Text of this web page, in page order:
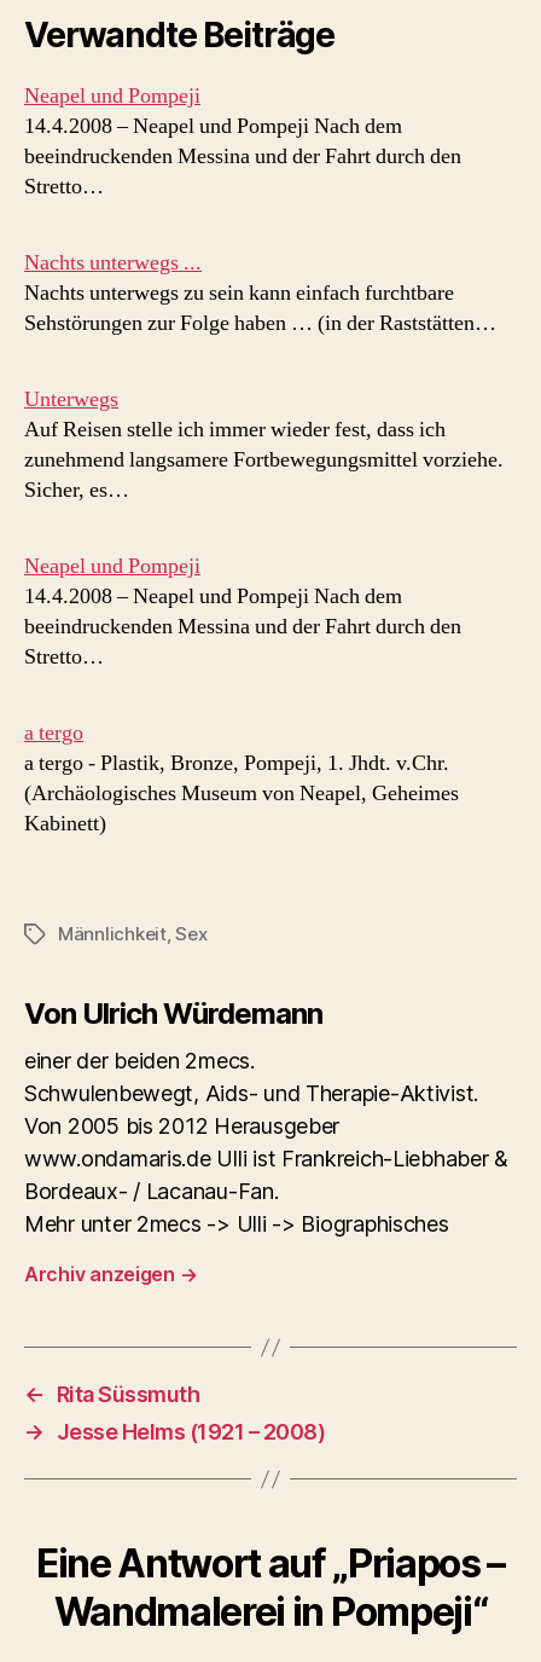
Verwandte Beiträge
Neapel und Pompeji
14.4.2008 – Neapel und Pompeji Nach dem
beeindruckenden Messina und der Fahrt durch den
Stretto…
Nachts unterwegs ...
Nachts unterwegs zu sein kann einfach furchtbare
Sehstörungen zur Folge haben … (in der Raststätten…
Unterwegs
Auf Reisen stelle ich immer wieder fest, dass ich
zunehmend langsamere Fortbewegungsmittel vorziehe.
Sicher, es…
Neapel und Pompeji
14.4.2008 – Neapel und Pompeji Nach dem
beeindruckenden Messina und der Fahrt durch den
Stretto…
a tergo
a tergo - Plastik, Bronze, Pompeji, 1. Jhdt. v.Chr.
(Archäologisches Museum von Neapel, Geheimes
Kabinett)
Schlagwörter
Männlichkeit,Sex
Von Ulrich Würdemann
einer der beiden 2mecs.
Schwulenbewegt, Aids- und Therapie-Aktivist.
Von 2005 bis 2012 Herausgeber
www.ondamaris.de Ulli ist Frankreich-Liebhaber &
Bordeaux- / Lacanau-Fan.
Mehr unter 2mecs -> Ulli -> Biographisches
Archiv anzeigen →
←
Rita Süssmuth
→
Jesse Helms (1921 – 2008)
Eine Antwort auf „Priapos –
Wandmalerei in Pompeji“